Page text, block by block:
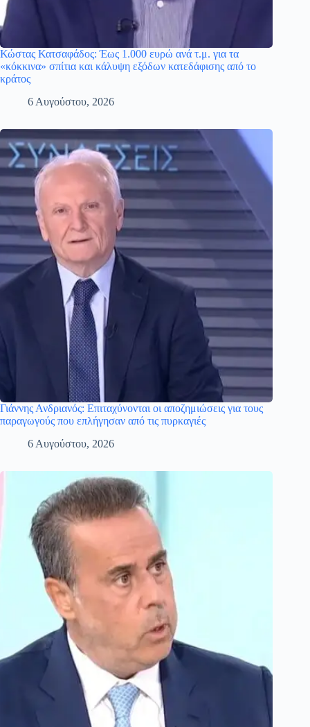
Κώστας Κατσαφάδος: Έως 1.000 ευρώ ανά τ.μ. για τα
«κόκκινα» σπίτια και κάλυψη εξόδων κατεδάφισης από το
κράτος
6 Αυγούστου, 2026
Γιάννης Ανδριανός: Επιταχύνονται οι αποζημιώσεις για τους
παραγωγούς που επλήγησαν από τις πυρκαγιές
6 Αυγούστου, 2026